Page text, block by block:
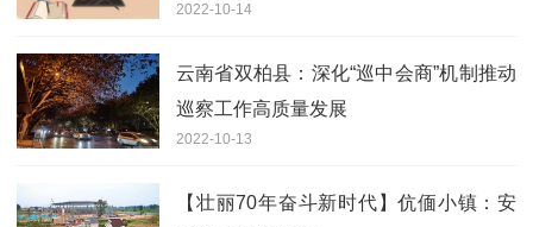
2022-10-14
云南省双柏县：深化“巡中会商”机制推动
巡察工作高质量发展
2022-10-13
【壮丽70年奋斗新时代】伉偭小镇：安